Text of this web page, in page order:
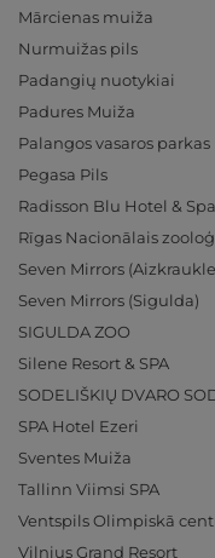
Mārcienas muiža
Nurmuižas pils
Padangių nuotykiai
Padures Muiža
Palangos vasaros parkas
Pegasa Pils
Radisson Blu Hotel &
Rīgas Nacionālais
Seven Mirrors
Seven Mirrors (Sigulda)
SIGULDA ZOO
Silene Resort & SPA
SODELIŠKIŲ DVARO
SPA Hotel Ezeri
Sventes Muiža
Tallinn Viimsi SPA
Ventspils Olimpiskā
Vilnius Grand Resort